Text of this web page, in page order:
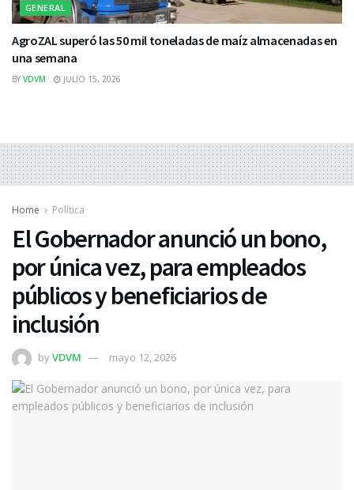
GENERAL
AgroZAL superó las 50 mil toneladas de maíz almacenadas en
una semana
BY VDVM JULIO 15, 2026
Home Política
El Gobernador anunció un bono,
por única vez, para empleados
públicos y beneficiarios de
inclusión
byVDVM mayo 12, 2026